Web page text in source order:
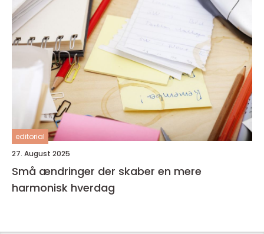
editorial
27. August 2025
Små ændringer der skaber en mere
harmonisk hverdag